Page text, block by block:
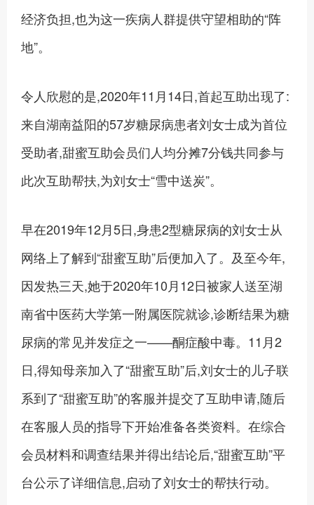
经济负担,也为这一疾病人群提供守望相助的“阵
地”。
令人欣慰的是,2020年11月14日,首起互助出现了:
来自湖南益阳的57岁糖尿病患者刘女士成为首位
受助者,甜蜜互助会员们人均分摊7分钱共同参与
此次互助帮扶,为刘女士“雪中送炭”。
早在2019年12月5日,身患2型糖尿病的刘女士从
网络上了解到“甜蜜互助”后便加入了。及至今年,
因发热三天,她于2020年10月12日被家人送至湖
南省中医药大学第一附属医院就诊,诊断结果为糖
尿病的常见并发症之一——酮症酸中毒。11月2
日,得知母亲加入了“甜蜜互助”后,刘女士的儿子联
系到了“甜蜜互助”的客服并提交了互助申请,随后
在客服人员的指导下开始准备各类资料。在综合
会员材料和调查结果并得出结论后,“甜蜜互助”平
台公示了详细信息,启动了刘女士的帮扶行动。